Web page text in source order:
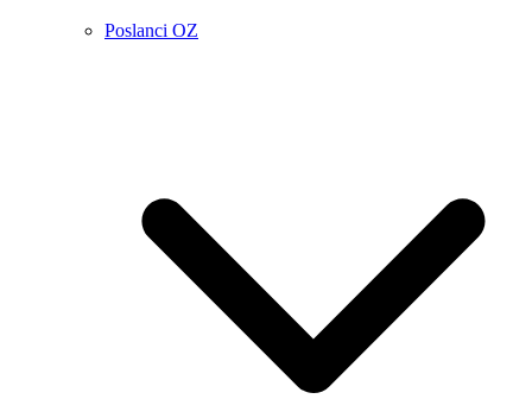
Poslanci OZ